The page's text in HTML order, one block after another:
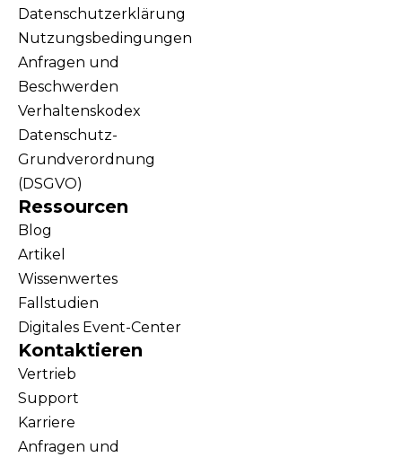
Datenschutzerklärung
Nutzungsbedingungen
Anfragen und
Beschwerden
Verhaltenskodex
Datenschutz-
Grundverordnung
(DSGVO)
Ressourcen
Blog
Artikel
Wissenwertes
Fallstudien
Digitales Event-Center
Kontaktieren
Vertrieb
Support
Karriere
Anfragen und